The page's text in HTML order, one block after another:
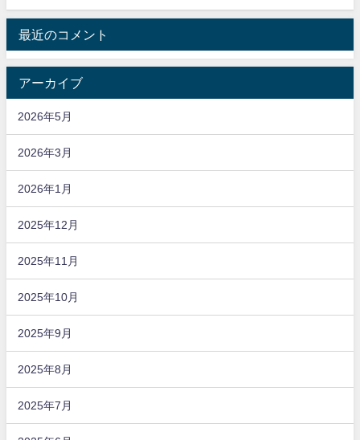
最近のコメント
アーカイブ
2026年5月
2026年3月
2026年1月
2025年12月
2025年11月
2025年10月
2025年9月
2025年8月
2025年7月